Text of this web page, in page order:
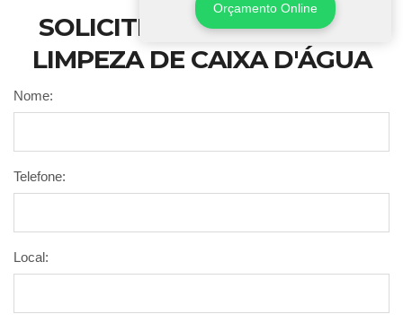
SOLICITE SEU SERVIÇO DE
LIMPEZA DE CAIXA D'ÁGUA
Nome:
Telefone:
Local:
Orçamento Online